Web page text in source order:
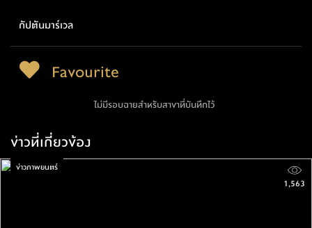
กัปตันมาร์เวล
Favourite
ไม่มีรอบฉายสำหรับสาขาที่บันทึกไว้
ข่าวที่เกี่ยวข้อง
ข่าวภาพยนตร์
1,563